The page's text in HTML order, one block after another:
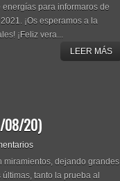
para informaros de
¡Os esperamos a la
¡Feliz vera...
LEER MÁS
08/20)
miramientos, dejando grandes
tanto la prueba al